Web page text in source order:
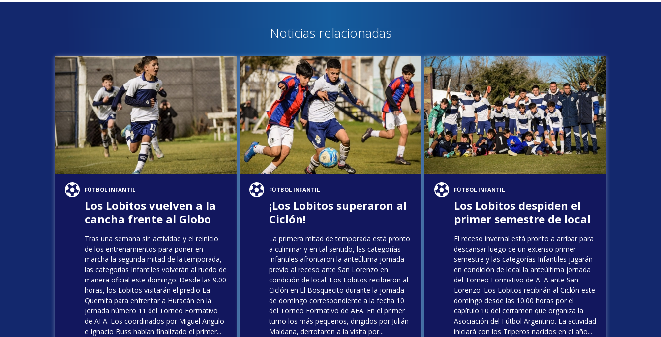
Noticias relacionadas
FÚTBOL INFANTIL
Los Lobitos vuelven a la
cancha frente al Globo
Tras una semana sin actividad y el reinicio
de los entrenamientos para poner en
marcha la segunda mitad de la temporada,
las categorías Infantiles volverán al ruedo de
manera oficial este domingo. Desde las 9.00
horas, los Lobitos visitarán el predio La
Quemita para enfrentar a Huracán en la
jornada número 11 del Torneo Formativo
de AFA. Los coordinados por Miguel Angulo
e Ignacio Buss habían finalizado el primer...
FÚTBOL INFANTIL
¡Los Lobitos superaron al
Ciclón!
La primera mitad de temporada está pronto
a culminar y en tal sentido, las categorías
Infantiles afrontaron la anteúltima jornada
previo al receso ante San Lorenzo en
condición de local. Los Lobitos recibieron al
Ciclón en El Bosquecito durante la jornada
de domingo correspondiente a la fecha 10
del Torneo Formativo de AFA. En el primer
turno los más pequeños, dirigidos por Julián
Maidana, derrotaron a la visita por...
FÚTBOL INFANTIL
Los Lobitos despiden el
primer semestre de local
El receso invernal está pronto a arribar para
descansar luego de un extenso primer
semestre y las categorías Infantiles jugarán
en condición de local la anteúltima jornada
del Torneo Formativo de AFA ante San
Lorenzo. Los Lobitos recibirán al Ciclón este
domingo desde las 10.00 horas por el
capítulo 10 del certamen que organiza la
Asociación del Fútbol Argentino. La actividad
iniciará con los Triperos nacidos en el año...